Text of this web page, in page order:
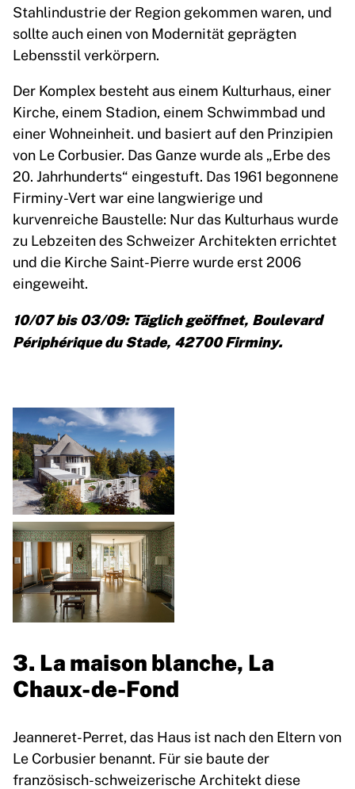
Stahlindustrie der Region gekommen waren, und
sollte auch einen von Modernität geprägten
Lebensstil verkörpern.
Der Komplex besteht aus einem Kulturhaus, einer
Kirche, einem Stadion, einem Schwimmbad und
einer Wohneinheit. und basiert auf den Prinzipien
von Le Corbusier. Das Ganze wurde als „Erbe des
20. Jahrhunderts“ eingestuft. Das 1961 begonnene
Firminy-Vert war eine langwierige und
kurvenreiche Baustelle: Nur das Kulturhaus wurde
zu Lebzeiten des Schweizer Architekten errichtet
und die Kirche Saint-Pierre wurde erst 2006
eingeweiht.
10/07 bis 03/09: Täglich geöffnet, Boulevard
Périphérique du Stade, 42700 Firminy.
3. La maison blanche, La
Chaux-de-Fond
Jeanneret-Perret, das Haus ist nach den Eltern von
Le Corbusier benannt. Für sie baute der
französisch-schweizerische Architekt diese